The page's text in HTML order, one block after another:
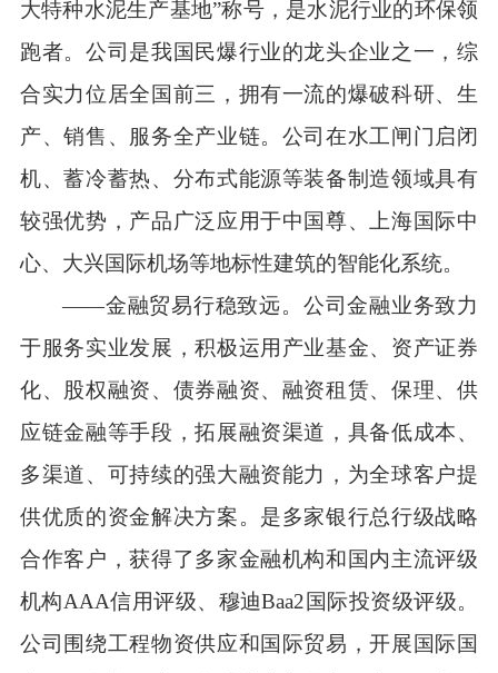
大特种水泥生产基地”称号，是水泥行业的环保领
跑者。公司是我国民爆行业的龙头企业之一，综
合实力位居全国前三，拥有一流的爆破科研、生
产、销售、服务全产业链。公司在水工闸门启闭
机、蓄冷蓄热、分布式能源等装备制造领域具有
较强优势，产品广泛应用于中国尊、上海国际中
心、大兴国际机场等地标性建筑的智能化系统。
——金融贸易行稳致远。公司金融业务致力
于服务实业发展，积极运用产业基金、资产证券
化、股权融资、债券融资、融资租赁、保理、供
应链金融等手段，拓展融资渠道，具备低成本、
多渠道、可持续的强大融资能力，为全球客户提
供优质的资金解决方案。是多家银行总行级战略
合作客户，获得了多家金融机构和国内主流评级
机构AAA信用评级、穆迪Baa2国际投资级评级。
公司围绕工程物资供应和国际贸易，开展国际国